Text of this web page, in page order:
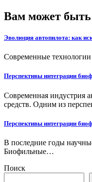
Вам может быть
Эволюция автопилота: как
Современные
Перспективы интеграции
Современная индустрия
средств. Одним из
Перспективы интеграции
В последние годы
Биофильные…
Поиск